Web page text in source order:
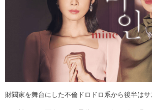
財閥家を舞台にした不倫ドロドロ系から後半はサ